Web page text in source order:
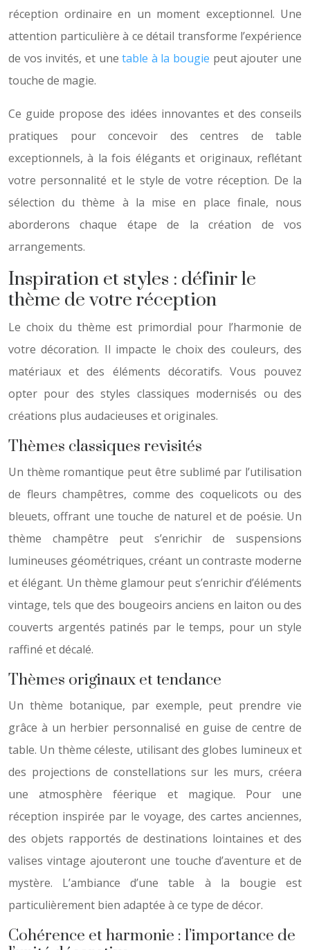
réception ordinaire en un moment exceptionnel. Une
attention particulière à ce détail transforme l’expérience
de vos invités, et unetable à la bougie peut ajouter une
touche de magie.
Ce guide propose des idées innovantes et des conseils
pratiques pour concevoir des centres de table
exceptionnels, à la fois élégants et originaux, reflétant
votre personnalité et le style de votre réception. De la
sélection du thème à la mise en place finale, nous
aborderons chaque étape de la création de vos
arrangements.
Inspiration et styles : définir le
thème de votre réception
Le choix du thème est primordial pour l’harmonie de
votre décoration. Il impacte le choix des couleurs, des
matériaux et des éléments décoratifs. Vous pouvez
opter pour des styles classiques modernisés ou des
créations plus audacieuses et originales.
Thèmes classiques revisités
Un thème romantique peut être sublimé par l’utilisation
de fleurs champêtres, comme des coquelicots ou des
bleuets, offrant une touche de naturel et de poésie. Un
thème champêtre peut s’enrichir de suspensions
lumineuses géométriques, créant un contraste moderne
et élégant. Un thème glamour peut s’enrichir d’éléments
vintage, tels que des bougeoirs anciens en laiton ou des
couverts argentés patinés par le temps, pour un style
raffiné et décalé.
Thèmes originaux et tendance
Un thème botanique, par exemple, peut prendre vie
grâce à un herbier personnalisé en guise de centre de
table. Un thème céleste, utilisant des globes lumineux et
des projections de constellations sur les murs, créera
une atmosphère féerique et magique. Pour une
réception inspirée par le voyage, des cartes anciennes,
des objets rapportés de destinations lointaines et des
valises vintage ajouteront une touche d’aventure et de
mystère. L’ambiance d’une table à la bougie est
particulièrement bien adaptée à ce type de décor.
Cohérence et harmonie : l’importance de